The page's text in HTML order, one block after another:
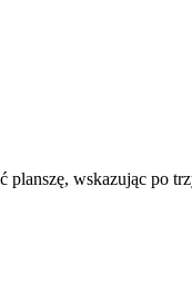
wskazując po